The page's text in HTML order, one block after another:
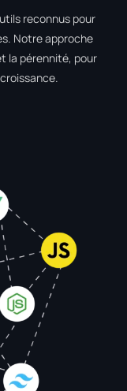
reconnus pour
Notre approche
la pérennité, pour